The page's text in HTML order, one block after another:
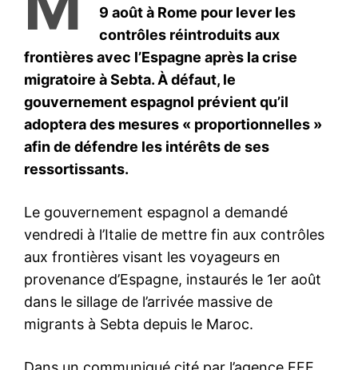
Insight Publications
À propos
Nous contacter